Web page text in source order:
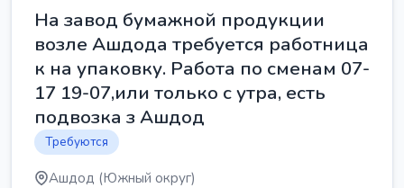
На завод бумажной продукции
возле Ашдода требуется работница
к на упаковку. Работа по сменам 07-
17 19-07,или только с утра, есть
подвозка з Ашдод
Требуются
Ашдод (Южный округ)